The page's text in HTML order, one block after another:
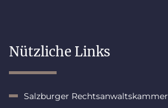
Nützliche Links
Salzburger Rechtsanwaltskammer